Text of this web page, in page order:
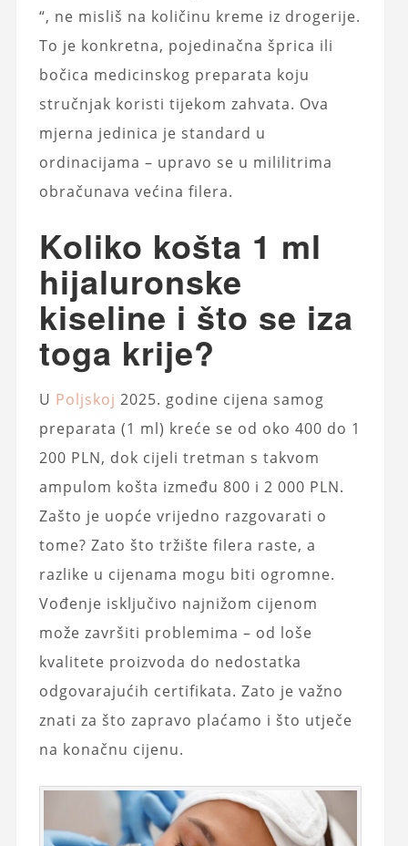
“, ne misliš na količinu kreme iz drogerije.
To je konkretna, pojedinačna šprica ili
bočica medicinskog preparata koju
stručnjak koristi tijekom zahvata. Ova
mjerna jedinica je standard u
ordinacijama – upravo se u mililitrima
obračunava većina filera.
Koliko košta 1 ml
hijaluronske
kiseline i što se iza
toga krije?
U Poljskoj 2025. godine cijena samog
preparata (1 ml) kreće se od oko 400 do 1
200 PLN, dok cijeli tretman s takvom
ampulom košta između 800 i 2 000 PLN.
Zašto je uopće vrijedno razgovarati o
tome? Zato što tržište filera raste, a
razlike u cijenama mogu biti ogromne.
Vođenje isključivo najnižom cijenom
može završiti problemima – od loše
kvalitete proizvoda do nedostatka
odgovarajućih certifikata. Zato je važno
znati za što zapravo plaćamo i što utječe
na konačnu cijenu.